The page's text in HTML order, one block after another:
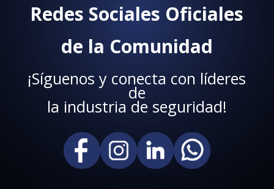
Redes Sociales Oficiales
de la Comunidad
¡Síguenos y conecta con líderes
de
la industria de seguridad!